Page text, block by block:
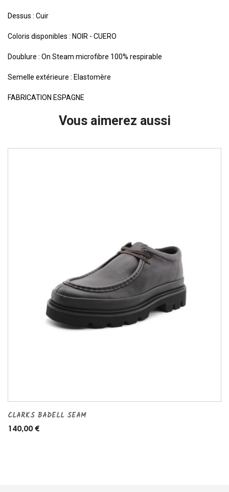
Dessus : Cuir
Coloris disponibles : NOIR - CUERO
Doublure : On Steam microfibre 100% respirable
Semelle extérieure : Elastomère
FABRICATION ESPAGNE
Vous aimerez aussi
CLARKS BADELL SEAM
140,00 €